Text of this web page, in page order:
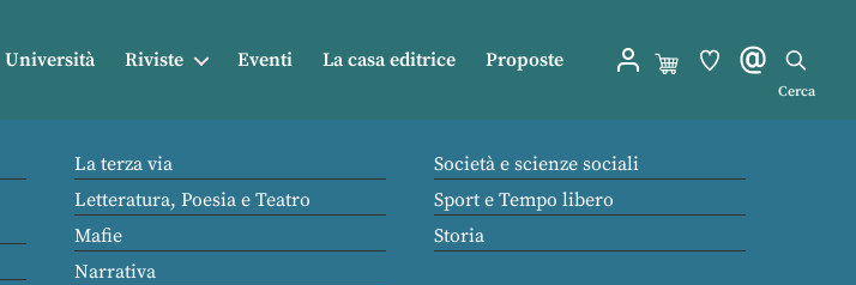
Università Riviste Eventi La casa editrice Proposte
Cerca
La terza via
Letteratura, Poesia e Teatro
Mafie
Narrativa
Società e scienze sociali
Sport e Tempo libero
Storia